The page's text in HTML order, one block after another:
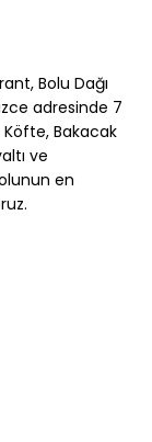
Bolu Dağı
adresinde 7
Bakacak
ve
en